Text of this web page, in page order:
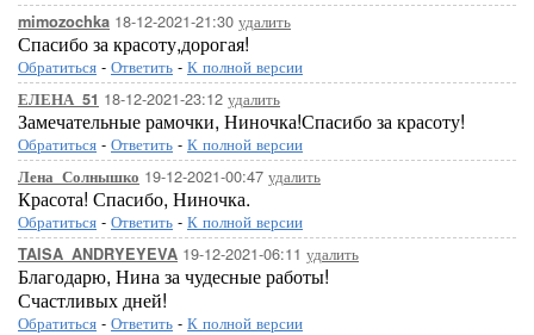
mimozochka 18-12-2021-21:30 удалить
Спасибо за красоту,дорогая!
Обратиться - Ответить - К полной версии
ЕЛЕНА_51 18-12-2021-23:12 удалить
Замечательные рамочки, Ниночка!Спасибо за красоту!
Обратиться - Ответить - К полной версии
Лена_Солнышко 19-12-2021-00:47 удалить
Красота! Спасибо, Ниночка.
Обратиться - Ответить - К полной версии
TAISA_ANDRYEYEVA 19-12-2021-06:11 удалить
Благодарю, Нина за чудесные работы!
Счастливых дней!
Обратиться - Ответить - К полной версии